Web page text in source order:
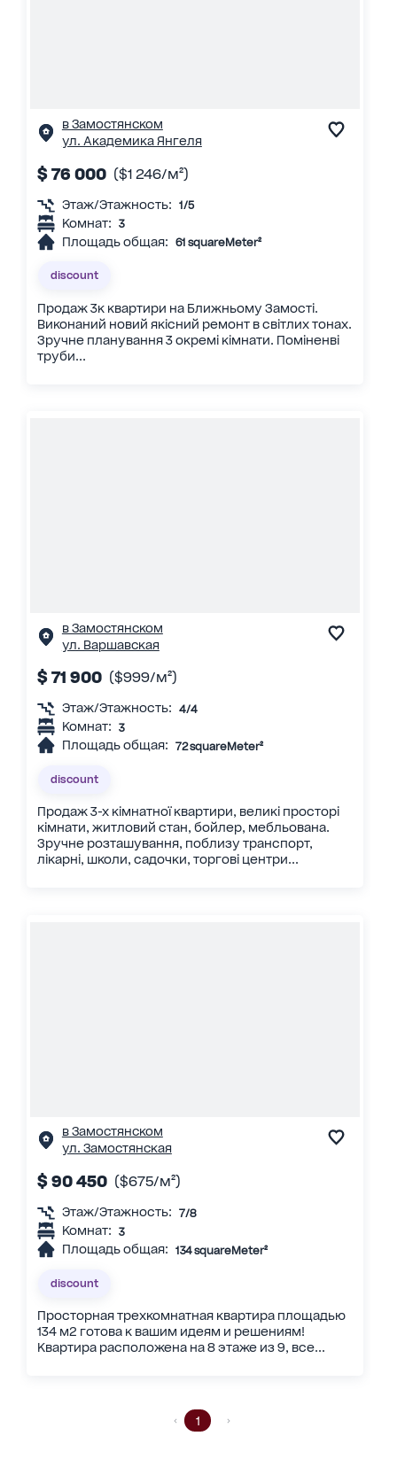
в Замостянском
ул. Академика Янгеля
$ 76 000 ($1 246/м²)
Этаж/Этажность: 1/5
Комнат: 3
Площадь общая: 61 squareMeter²
discount
Продаж 3к квартири на Ближньому Замості.
Виконаний новий якісний ремонт в світлих тонах.
Зручне планування 3 окремі кімнати. Поміненві
труби...
в Замостянском
ул. Варшавская
$ 71 900 ($999/м²)
Этаж/Этажность: 4/4
Комнат: 3
Площадь общая: 72 squareMeter²
discount
Продаж 3-х кімнатної квартири, великі просторі
кімнати, житловий стан, бойлер, мебльована.
Зручне розташування, поблизу транспорт,
лікарні, школи, садочки, торгові центри...
в Замостянском
ул. Замостянская
$ 90 450 ($675/м²)
Этаж/Этажность: 7/8
Комнат: 3
Площадь общая: 134 squareMeter²
discount
Просторная трехкомнатная квартира площадью
134 м2 готова к вашим идеям и решениям!
Квартира расположена на 8 этаже из 9, все...
1